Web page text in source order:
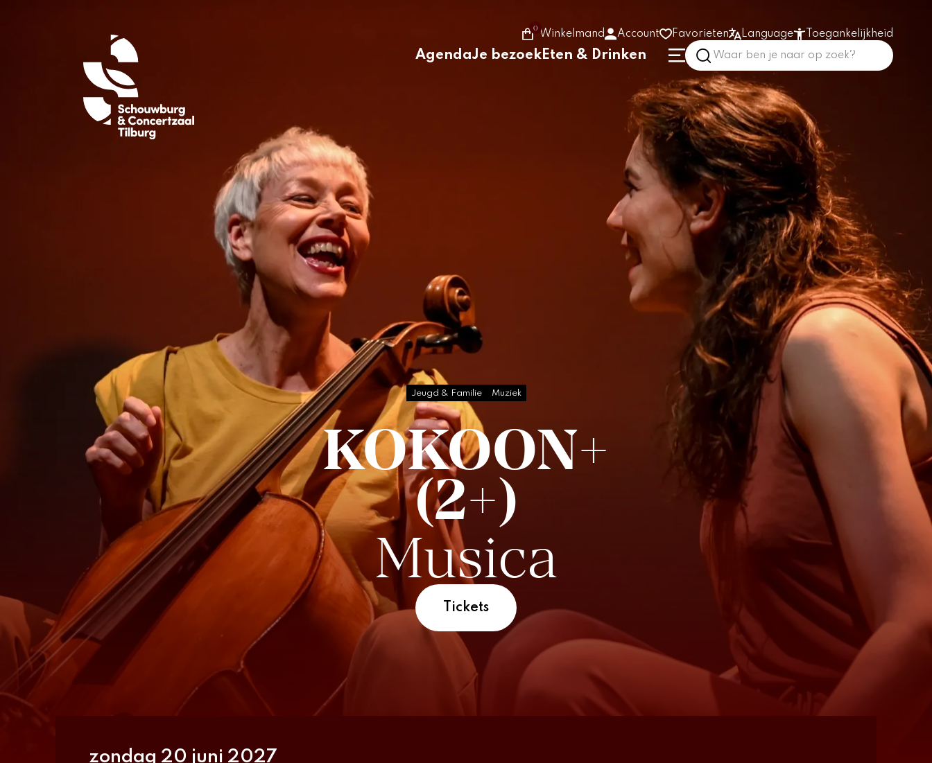
0
Winkelmand Account Favorieten Language Toegankelijkheid
Vergroot tekst
Prikkelarm
In het gebouw
AgendaJe bezoekEten & Drinken
Jeugd & Familie Muziek
KOKOON+
(2+)
Musica
Tickets
zondag 20 juni 2027